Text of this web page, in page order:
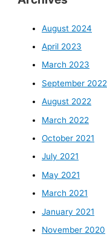
August 2024
April 2023
March 2023
September 2022
August 2022
March 2022
October 2021
July 2021
May 2021
March 2021
January 2021
November 2020